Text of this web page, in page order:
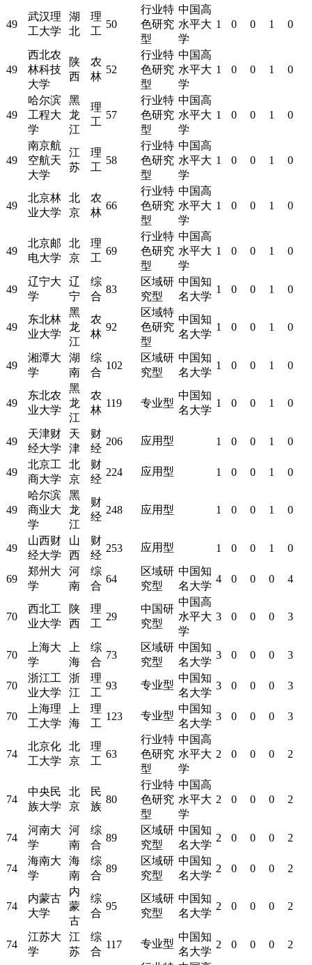
49
武汉理
工大学
湖
北
理
工
50
行业特
色研究
型
中国高
水平大
学
1 0 0 1 0
49
西北农
林科技
大学
陕
西
农
林
52
行业特
色研究
型
中国高
水平大
学
1 0 0 1 0
49
哈尔滨
工程大
学
黑
龙
江
理
工
57
行业特
色研究
型
中国高
水平大
学
1 0 0 1 0
49
南京航
空航天
大学
江
苏
理
工
58
行业特
色研究
型
中国高
水平大
学
1 0 0 1 0
49
北京林
业大学
北
京
农
林
66
行业特
色研究
型
中国高
水平大
学
1 0 0 1 0
49
北京邮
电大学
北
京
理
工
69
行业特
色研究
型
中国高
水平大
学
1 0 0 1 0
49
辽宁大
学
辽
宁
综
合
83
区域研
究型
中国知
名大学
1 0 0 1 0
49
东北林
业大学
黑
龙
江
农
林
92
区域特
色研究
型
中国知
名大学
1 0 0 1 0
49
湘潭大
学
湖
南
综
合
102
区域研
究型
中国知
名大学
1 0 0 1 0
49
东北农
业大学
黑
龙
江
农
林
119 专业型
中国知
名大学
1 0 0 1 0
49
天津财
经大学
天
津
财
经
206 应用型 1 0 0 1 0
49
北京工
商大学
北
京
财
经
224 应用型 1 0 0 1 0
49
哈尔滨
商业大
学
黑
龙
江
财
经
248 应用型 1 0 0 1 0
49
山西财
经大学
山
西
财
经
253 应用型 1 0 0 1 0
69
郑州大
学
河
南
综
合
64
区域研
究型
中国知
名大学
4 0 0 0 4
70
西北工
业大学
陕
西
理
工
29
中国研
究型
中国高
水平大
学
3 0 0 0 3
70
上海大
学
上
海
综
合
73
区域研
究型
中国知
名大学
3 0 0 0 3
70
浙江工
业大学
浙
江
理
工
93 专业型
中国知
名大学
3 0 0 0 3
70
上海理
工大学
上
海
理
工
123 专业型
中国知
名大学
3 0 0 0 3
74
北京化
工大学
北
京
理
工
63
行业特
色研究
型
中国高
水平大
学
2 0 0 0 2
74
中央民
族大学
北
京
民
族
80
行业特
色研究
型
中国高
水平大
学
2 0 0 0 2
74
河南大
学
河
南
综
合
89
区域研
究型
中国知
名大学
2 0 0 0 2
74
海南大
学
海
南
综
合
89
区域研
究型
中国知
名大学
2 0 0 0 2
74
内蒙古
大学
内
蒙
古
综
合
95
区域研
究型
中国知
名大学
2 0 0 0 2
74
江苏大
学
江
苏
综
合
117 专业型
中国知
名大学
2 0 0 0
2